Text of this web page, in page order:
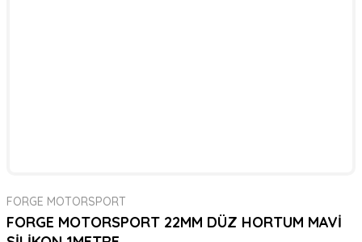
FORGE MOTORSPORT
FORGE MOTORSPORT 22MM DÜZ HORTUM MAVİ